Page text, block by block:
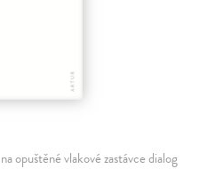
opuštěné vlakové zastávce dialog